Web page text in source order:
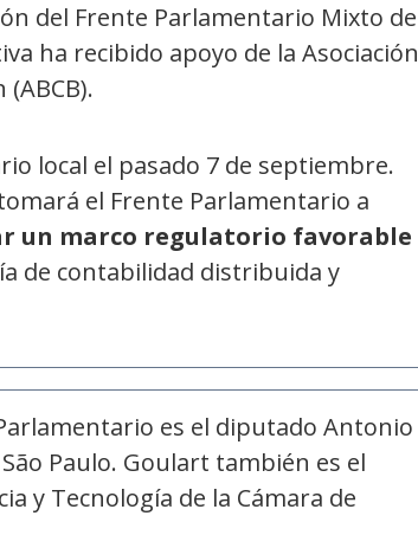
del Frente Parlamentario Mixto de
ha recibido apoyo de la Asociación
local el pasado 7 de septiembre.
el Frente Parlamentario a
un marco regulatorio favorable
de contabilidad distribuida y
es el diputado Antonio
Paulo. Goulart también es el
y Tecnología de la Cámara de